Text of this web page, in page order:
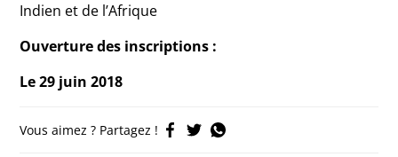
Indien et de l’Afrique
Ouverture des inscriptions :
Le 29 juin 2018
Vous aimez ? Partagez !